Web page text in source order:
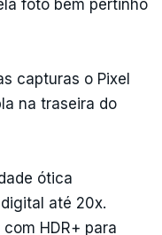
foto bem pertinho
capturas o Pixel
na traseira do
ótica
até 20x.
HDR+ para